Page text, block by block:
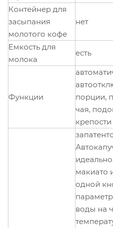
Контейнер для
засыпания
молотого кофе
нет
Емкость для
молока
есть
Функции
порции,
чая,
макиато
одной
воды на